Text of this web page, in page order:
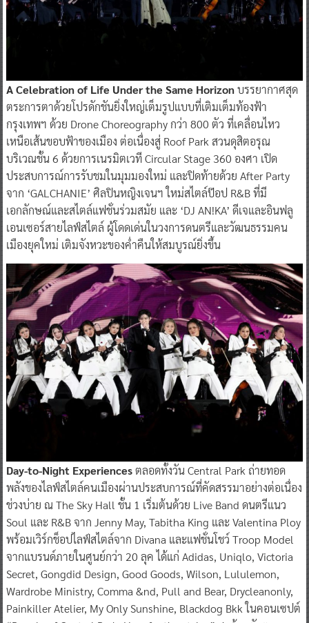
A Celebration of Life Under the Same Horizonบรรยากาศสุด
ตระการตาด้วยโปรดักชันยิ่งใหญ่เต็มรูปแบบที่เติมเต็มท้องฟ้า
กรุงเทพฯ ด้วย Drone Choreography กว่า 800 ตัว ที่เคลื่อนไหว
เหนือเส้นขอบฟ้าของเมือง ต่อเนื่องสู่ Roof Park สวนดุสิตอรุณ
บริเวณชั้น 6 ด้วยการเนรมิตเวที Circular Stage 360 องศา เปิด
ประสบการณ์การรับชมในมุมมองใหม่ และปิดท้ายด้วย After Party
จาก ‘GALCHANIE’ ศิลปินหญิงเจนฯ ใหม่สไตล์ป๊อป R&B ที่มี
เอกลักษณ์และสไตล์แฟชั่นร่วมสมัย และ ‘DJ AN!KA’ ดีเจและอินฟลู
เอนเซอร์สายไลฟ์สไตล์ ผู้โดดเด่นในวงการดนตรีและวัฒนธรรมคน
เมืองยุคใหม่ เติมจังหวะของค่ำคืนให้สมบูรณ์ยิ่งขึ้น
Day-to-Night Experiencesตลอดทั้งวัน Central Park ถ่ายทอด
พลังของไลฟ์สไตล์คนเมืองผ่านประสบการณ์ที่คัดสรรมาอย่างต่อเนื่อง
ช่วงบ่าย ณ The Sky Hall ชั้น 1 เริ่มต้นด้วย Live Band ดนตรีแนว
Soul และ R&B จาก Jenny May, Tabitha King และ Valentina Ploy
พร้อมเวิร์กช็อปไลฟ์สไตล์จาก Divana และแฟชั่นโชว์ Troop Model
จากแบรนด์ภายในศูนย์กว่า 20 ลุค ได้แก่ Adidas, Uniqlo, Victoria
Secret, Gongdid Design, Good Goods, Wilson, Lululemon,
Wardrobe Ministry, Comma &nd, Pull and Bear, Drycleanonly,
Painkiller Atelier, My Only Sunshine, Blackdog Bkk ในคอนเซปต์